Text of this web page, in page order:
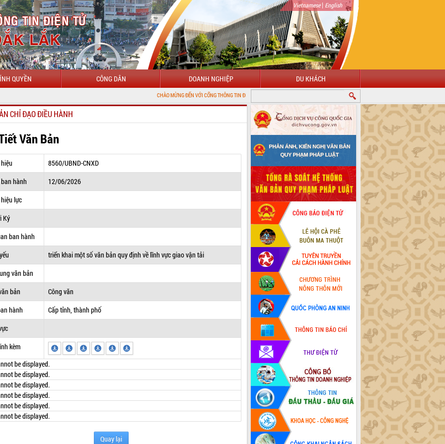
Vietnamese| English
QUYỀN CÔNG DÂN DOANH NGHIỆP DU KHÁCH
CHÀO MỪNG ĐẾN VỚI CỔNG THÔNG TIN ĐIỆN TỬ TỈNH ĐẮK LẮK
CHỈ ĐẠO ĐIỀU HÀNH
Văn Bản
8560/UBND-CNXD
hành
12/06/2026
lực
Ký
ban hành
triển khai một số văn bản quy định về lĩnh vực giao vận tải
văn bản
bản
Công văn
hành
Cấp tỉnh, thành phố
kèm
be displayed.
be displayed.
be displayed.
be displayed.
be displayed.
be displayed.
Quay lại